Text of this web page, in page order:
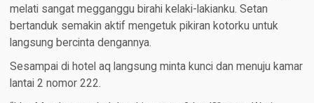
melati sangat megganggu birahi kelaki-lakianku. Setan
bertanduk semakin aktif mengetuk pikiran kotorku untuk
langsung bercinta dengannya.
Sesampai di hotel aq langsung minta kunci dan menuju kamar
lantai 2 nomor 222.